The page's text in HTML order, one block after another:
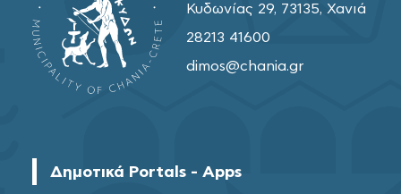
Κυδωνίας 29, 73135, Χανιά
28213 41600
dimos@chania.gr
Δημοτικά Portals - Apps